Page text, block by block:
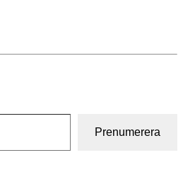
Prenumerera